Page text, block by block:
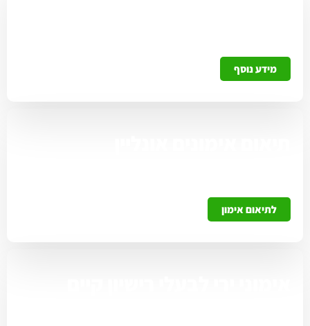
מידע נוסף
לתיאום אימון